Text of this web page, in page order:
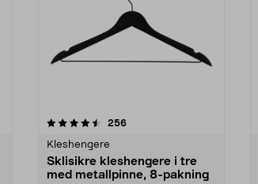
256anmeldelser
Kleshengere
Sklisikre kleshengere i tre
med metallpinne, 8-pakning
4.5av 5 stjerner